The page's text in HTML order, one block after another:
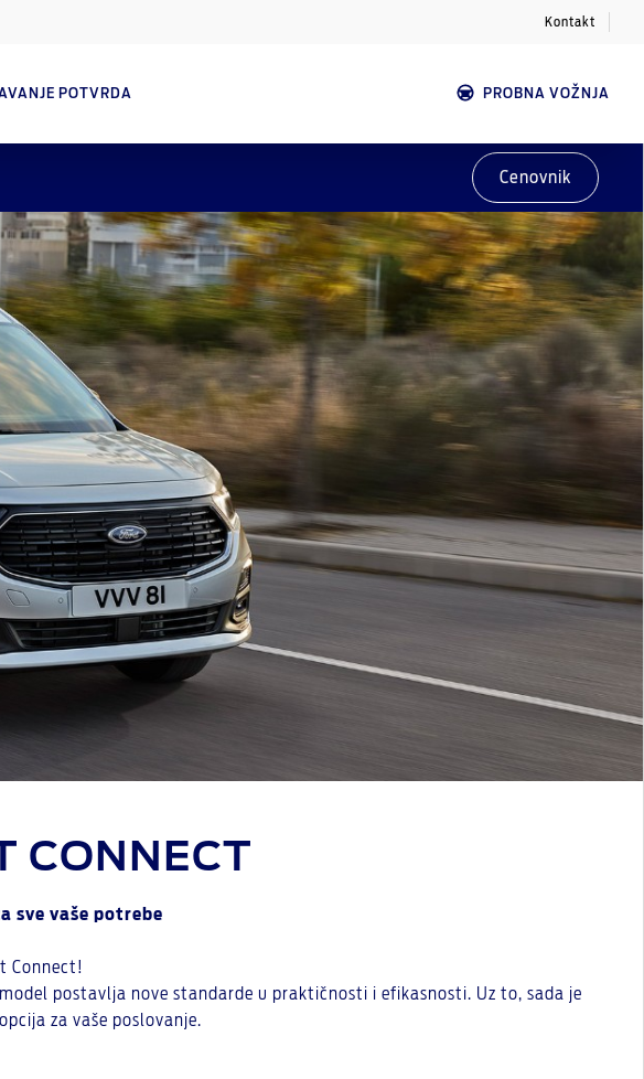
Kontakt
POTVRDA PROBNA VOŽNJA
Cenovnik
CONNECT
sve vaše potrebe
Connect!
postavlja nove standarde u praktičnosti i efikasnosti. Uz to, sada je
za vaše poslovanje.